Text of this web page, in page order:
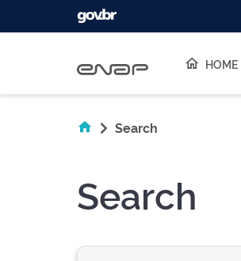
HOME
Search
Search